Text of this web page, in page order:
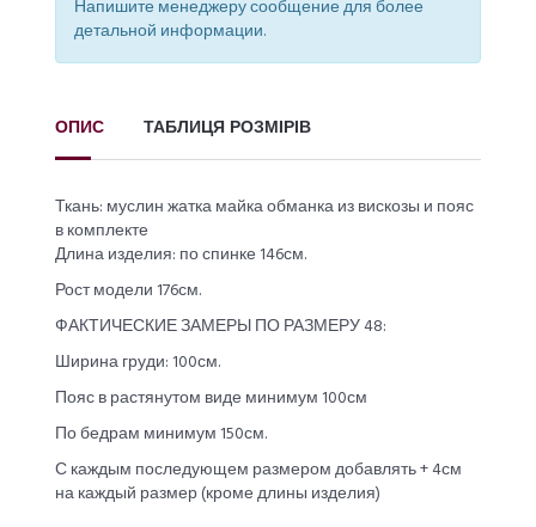
Напишите менеджеру сообщение для более
детальной информации.
ОПИС ТАБЛИЦЯ РОЗМІРІВ
Ткань: муслин жатка майка обманка из вискозы и пояс
в комплекте
Длина изделия: по спинке 146см.
Рост модели 176см.
ФАКТИЧЕСКИЕ ЗАМЕРЫ ПО РАЗМЕРУ 48:
Ширина груди: 100см.
Пояс в растянутом виде минимум 100см
По бедрам минимум 150см.
С каждым последующем размером добавлять + 4см
на каждый размер (кроме длины изделия)